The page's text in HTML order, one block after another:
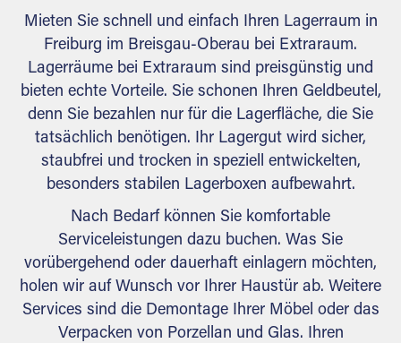
Mieten Sie schnell und einfach Ihren Lagerraum in
Freiburg im Breisgau-Oberau bei Extraraum.
Lagerräume bei Extraraum sind preisgünstig und
bieten echte Vorteile. Sie schonen Ihren Geldbeutel,
denn Sie bezahlen nur für die Lagerfläche, die Sie
tatsächlich benötigen. Ihr Lagergut wird sicher,
staubfrei und trocken in speziell entwickelten,
besonders stabilen Lagerboxen aufbewahrt.
Nach Bedarf können Sie komfortable
Serviceleistungen dazu buchen. Was Sie
vorübergehend oder dauerhaft einlagern möchten,
holen wir auf Wunsch vor Ihrer Haustür ab. Weitere
Services sind die Demontage Ihrer Möbel oder das
Verpacken von Porzellan und Glas. Ihren